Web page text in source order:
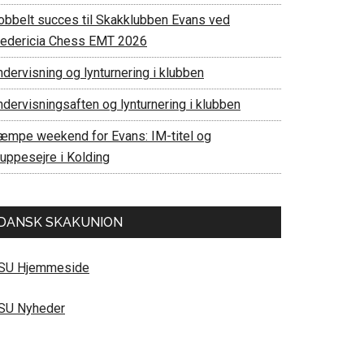
succes til Skakklubben Evans ved
Chess EMT 2026
og lynturnering i klubben
og lynturnering i klubben
weekend for Evans: IM-titel og
i Kolding
SKAKUNION
Hjemmeside
Nyheder